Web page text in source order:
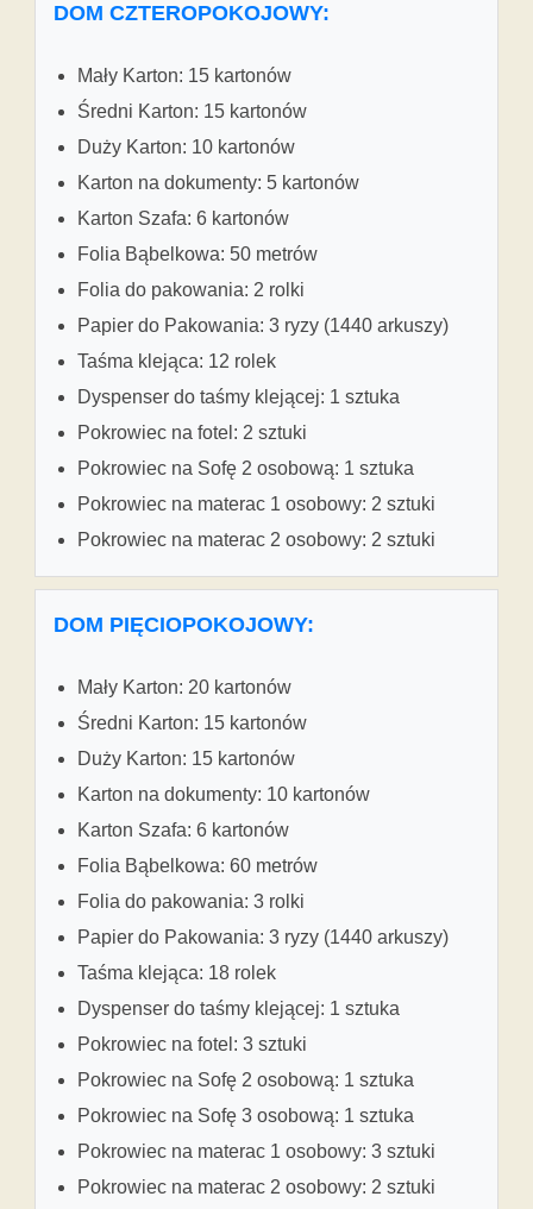
DOM CZTEROPOKOJOWY:
Mały Karton: 15 kartonów
Średni Karton: 15 kartonów
Duży Karton: 10 kartonów
Karton na dokumenty: 5 kartonów
Karton Szafa: 6 kartonów
Folia Bąbelkowa: 50 metrów
Folia do pakowania: 2 rolki
Papier do Pakowania: 3 ryzy (1440 arkuszy)
Taśma klejąca: 12 rolek
Dyspenser do taśmy klejącej: 1 sztuka
Pokrowiec na fotel: 2 sztuki
Pokrowiec na Sofę 2 osobową: 1 sztuka
Pokrowiec na materac 1 osobowy: 2 sztuki
Pokrowiec na materac 2 osobowy: 2 sztuki
DOM PIĘCIOPOKOJOWY:
Mały Karton: 20 kartonów
Średni Karton: 15 kartonów
Duży Karton: 15 kartonów
Karton na dokumenty: 10 kartonów
Karton Szafa: 6 kartonów
Folia Bąbelkowa: 60 metrów
Folia do pakowania: 3 rolki
Papier do Pakowania: 3 ryzy (1440 arkuszy)
Taśma klejąca: 18 rolek
Dyspenser do taśmy klejącej: 1 sztuka
Pokrowiec na fotel: 3 sztuki
Pokrowiec na Sofę 2 osobową: 1 sztuka
Pokrowiec na Sofę 3 osobową: 1 sztuka
Pokrowiec na materac 1 osobowy: 3 sztuki
Pokrowiec na materac 2 osobowy: 2 sztuki